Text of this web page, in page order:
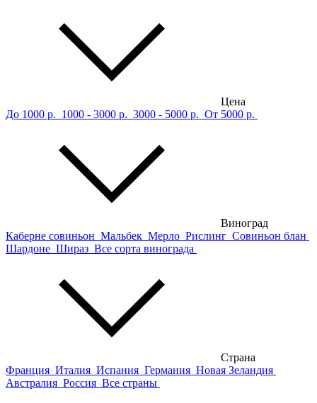
Цена
До 1000 р. 1000 - 3000 р. 3000 - 5000 р. От 5000 р.
Виноград
Каберне совиньон Мальбек Мерло Рислинг Совиньон блан
Шардоне Шираз Все сорта винограда
Страна
Франция Италия Испания Германия Новая Зеландия
Австралия Россия Все страны